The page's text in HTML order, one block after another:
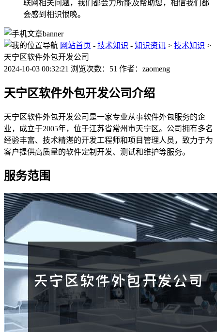
联网相关问题，我们都会力所能及帮助您，相信我们都
会感到相识恨晚。
网站首页 - 技术知识 - 知识资讯 > 技术知识 >
天宁区软件外包开发公司
2024-10-03 00:32:21 浏览次数：51 作者：zaomeng
天宁区软件外包开发公司介绍
天宁区软件外包开发公司是一家专业从事软件外包服务的企
业，成立于2005年，位于江苏省常州市天宁区。公司拥有多名
经验丰富、技术精湛的开发工程师和项目管理人员，致力于为
客户提供高质量的软件定制开发、测试和维护等服务。
服务范围